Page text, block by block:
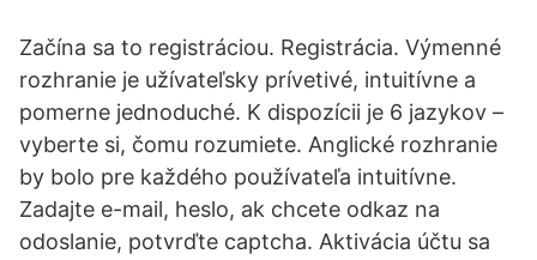
Začína sa to registráciou. Registrácia. Výmenné
rozhranie je užívateľsky prívetivé, intuitívne a
pomerne jednoduché. K dispozícii je 6 jazykov –
vyberte si, čomu rozumiete. Anglické rozhranie
by bolo pre každého používateľa intuitívne.
Zadajte e-mail, heslo, ak chcete odkaz na
odoslanie, potvrďte captcha. Aktivácia účtu sa